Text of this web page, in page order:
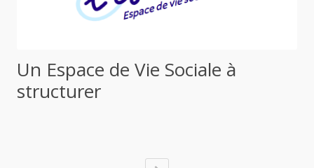
Un Espace de Vie Sociale à
structurer